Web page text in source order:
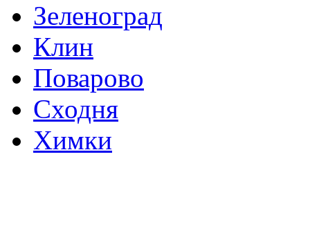
Зеленоград
Клин
Поварово
Сходня
Химки